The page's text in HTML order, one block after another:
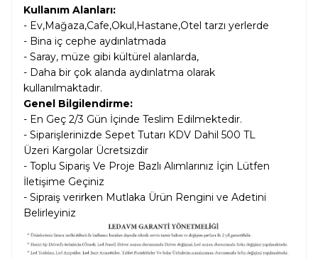
Kullanım Alanları:
- Ev,Mağaza,Cafe,Okul,Hastane,Otel tarzı yerlerde
- Bina iç cephe aydınlatmada
- Saray, müze gibi kültürel alanlarda,
- Daha bir çok alanda aydınlatma olarak
kullanılmaktadır.
Genel Bilgilendirme:
- En Geç 2/3 Gün İçinde Teslim Edilmektedir.
- Siparişlerinizde Sepet Tutarı KDV Dahil 500 TL
Üzeri Kargolar Ücretsizdir
- Toplu Sipariş Ve Proje Bazlı Alımlarınız İçin Lütfen
İletişime Geçiniz
- Sipraiş verirken Mutlaka Ürün Rengini ve Adetini
Belirleyiniz